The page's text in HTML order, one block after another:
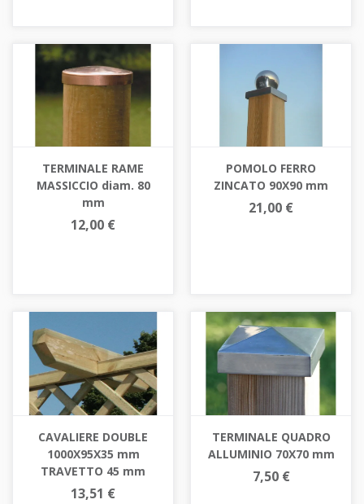
TERMINALE RAME
MASSICCIO diam. 80
mm
12,00 €
POMOLO FERRO
ZINCATO 90X90 mm
21,00 €
CAVALIERE DOUBLE
1000X95X35 mm
TRAVETTO 45 mm
13,51 €
TERMINALE QUADRO
ALLUMINIO 70X70 mm
7,50 €